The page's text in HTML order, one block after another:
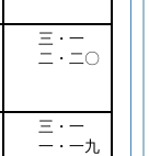
三・一
二・二〇
三・一
一・一九